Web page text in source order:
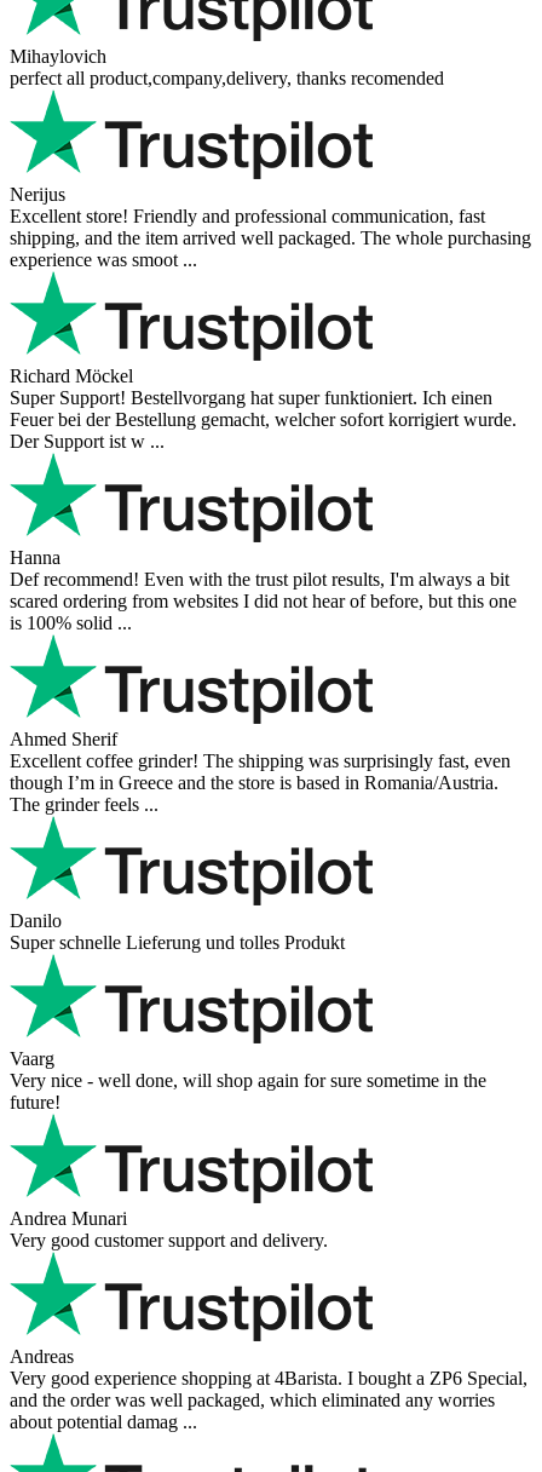
Mihaylovich
perfect all product,company,delivery, thanks recomended
Nerijus
Excellent store! Friendly and professional communication, fast
shipping, and the item arrived well packaged. The whole purchasing
experience was smoot ...
Richard Möckel
Super Support! Bestellvorgang hat super funktioniert. Ich einen
Feuer bei der Bestellung gemacht, welcher sofort korrigiert wurde.
Der Support ist w ...
Hanna
Def recommend! Even with the trust pilot results, I'm always a bit
scared ordering from websites I did not hear of before, but this one
is 100% solid ...
Ahmed Sherif
Excellent coffee grinder! The shipping was surprisingly fast, even
though I’m in Greece and the store is based in Romania/Austria.
The grinder feels ...
Danilo
Super schnelle Lieferung und tolles Produkt
Vaarg
Very nice - well done, will shop again for sure sometime in the
future!
Andrea Munari
Very good customer support and delivery.
Andreas
Very good experience shopping at 4Barista. I bought a ZP6 Special,
and the order was well packaged, which eliminated any worries
about potential damag ...